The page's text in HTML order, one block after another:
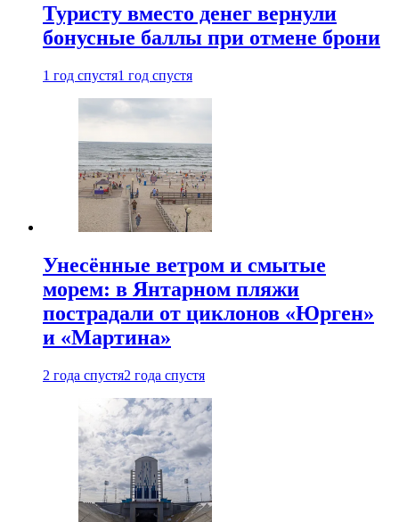
Туристу вместо денег вернули
бонусные баллы при отмене брони
1 год спустя1 год спустя
Унесённые ветром и смытые
морем: в Янтарном пляжи
пострадали от циклонов «Юрген»
и «Мартина»
2 года спустя2 года спустя